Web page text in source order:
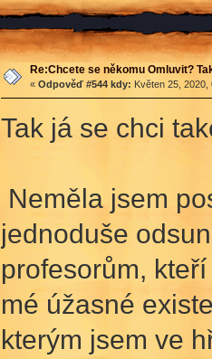
Re:Chcete se někomu Omluvit?
« Odpověď #544 kdy: Květen 25, 2020,
Tak já se chci
Neměla jsem
jednoduše
profesorům,
mé úžasné
kterým jsem ve